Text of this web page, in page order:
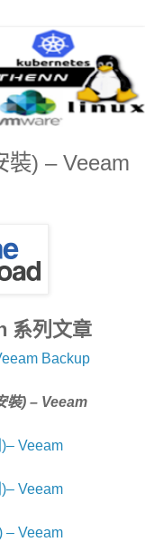
裝) – Veeam
系列文章
Backup
裝) – Veeam
Veeam
Veeam
– Veeam